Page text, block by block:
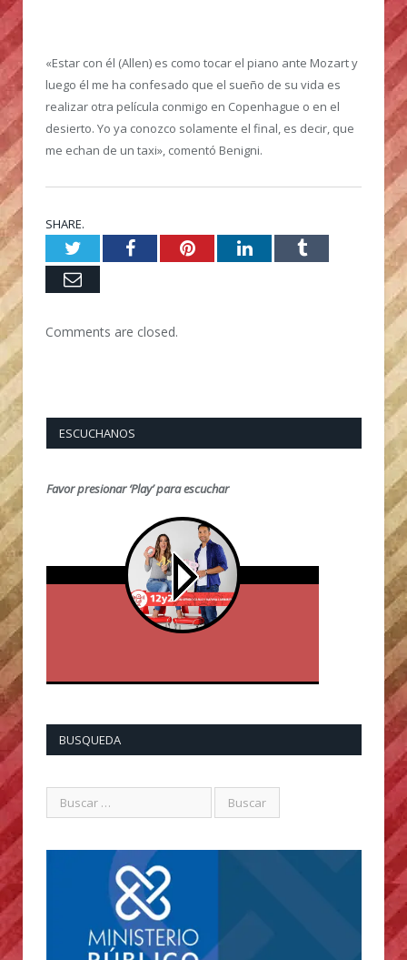
«Estar con él (Allen) es como tocar el piano ante Mozart y
luego él me ha confesado que el sueño de su vida es
realizar otra película conmigo en Copenhague o en el
desierto. Yo ya conozco solamente el final, es decir, que
me echan de un taxi», comentó Benigni.
SHARE.
TwitterFacebookPinterestLinkedInTumblr
Email
Comments are closed.
ESCUCHANOS
Favor presionar ‘Play’ para escuchar
BUSQUEDA